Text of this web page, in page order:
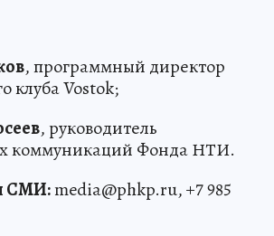
, программный директор
клуба Vostok;
, руководитель
коммуникаций Фонда НТИ.
СМИ:media@phkp.ru, +7 985